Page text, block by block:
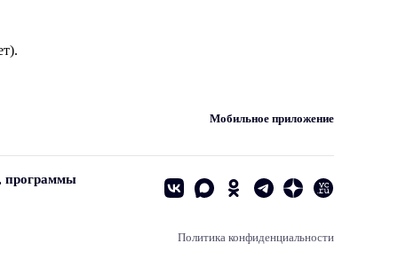
Мобильное приложение
программы
Политика конфиденциальности